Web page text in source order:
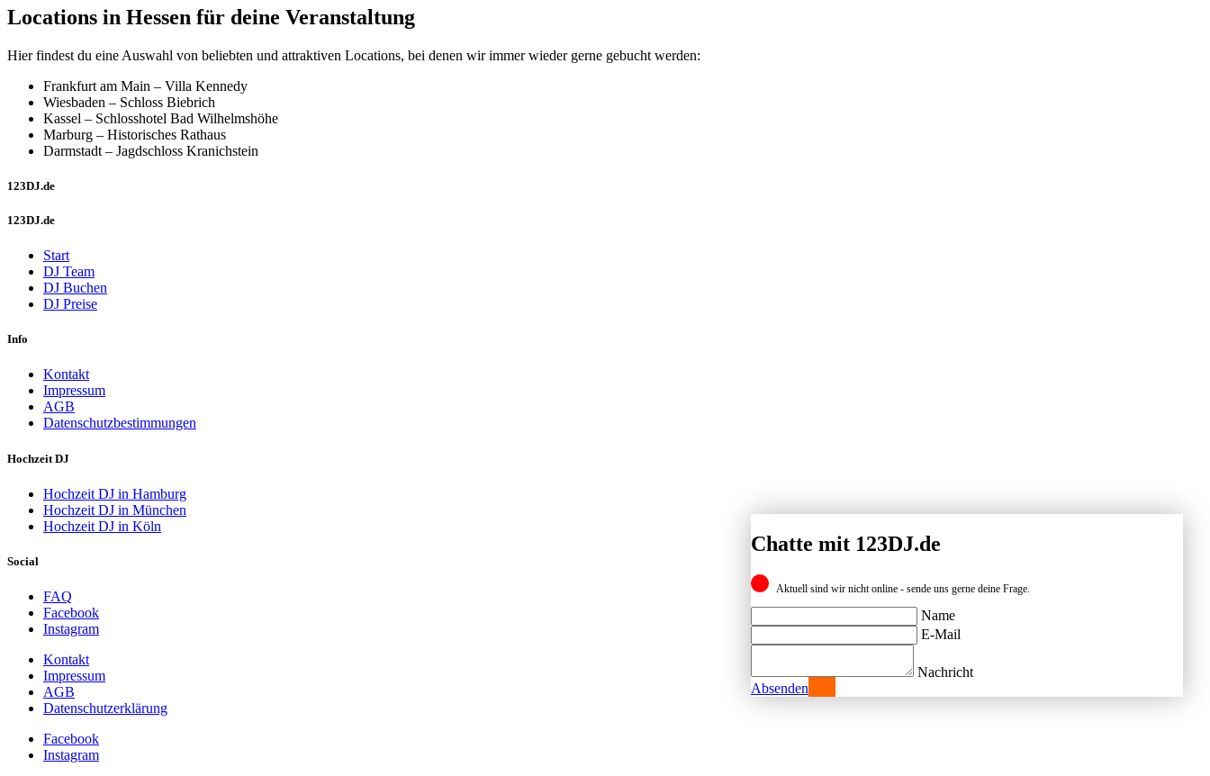
Locations in Hessen für deine Veranstaltung
Hier findest du eine Auswahl von beliebten und attraktiven Locations, bei denen wir immer wieder gerne gebucht werden:
Frankfurt am Main – Villa Kennedy
Wiesbaden – Schloss Biebrich
Kassel – Schlosshotel Bad Wilhelmshöhe
Marburg – Historisches Rathaus
Darmstadt – Jagdschloss Kranichstein
123DJ.de
123DJ.de
Start
DJ Team
DJ Buchen
DJ Preise
Info
Kontakt
Impressum
AGB
Datenschutzbestimmungen
Hochzeit DJ
Hochzeit DJ in Hamburg
Hochzeit DJ in München
Hochzeit DJ in Köln
Social
FAQ
Facebook
Instagram
Kontakt
Impressum
AGB
Datenschutzerklärung
Facebook
Instagram
Chatte mit 123DJ.de
Aktuell sind wir nicht online - sende uns gerne deine Frage.
Name
E-Mail
Nachricht
Absenden